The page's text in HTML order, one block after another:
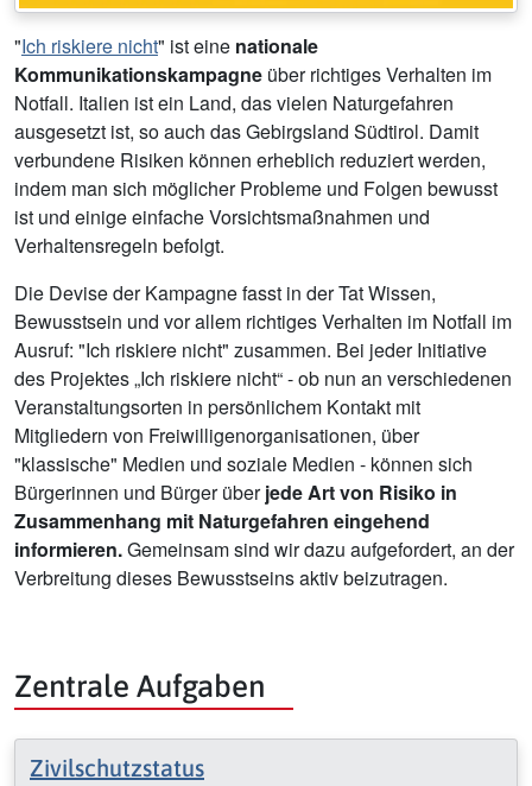
"Ich riskiere nicht" ist eine nationale
Kommunikationskampagne über richtiges Verhalten im
Notfall. Italien ist ein Land, das vielen Naturgefahren
ausgesetzt ist, so auch das Gebirgsland Südtirol. Damit
verbundene Risiken können erheblich reduziert werden,
indem man sich möglicher Probleme und Folgen bewusst
ist und einige einfache Vorsichtsmaßnahmen und
Verhaltensregeln befolgt.
Die Devise der Kampagne fasst in der Tat Wissen,
Bewusstsein und vor allem richtiges Verhalten im Notfall im
Ausruf: "Ich riskiere nicht" zusammen. Bei jeder Initiative
des Projektes „Ich riskiere nicht“ - ob nun an verschiedenen
Veranstaltungsorten in persönlichem Kontakt mit
Mitgliedern von Freiwilligenorganisationen, über
"klassische" Medien und soziale Medien - können sich
Bürgerinnen und Bürger überjede Art von Risiko in
Zusammenhang mit Naturgefahren eingehend
informieren.Gemeinsam sind wir dazu aufgefordert, an der
Verbreitung dieses Bewusstseins aktiv beizutragen.
Zentrale Aufgaben
Zivilschutzstatus